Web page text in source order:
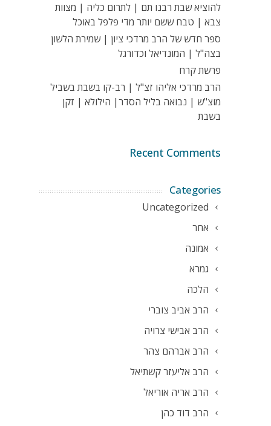
להוציא שבת רבנו תם | לתרום כליה | מצוות
צבא | טבח ששם יותר מדי פלפל באוכל
ספר חדש של הרב מרדכי ציון | שמירת הלשון
בצה"ל | המונדיאל וכדורגל
פרשת קרח
הרב מרדכי אליהו זצ"ל | רב-קו בשבת בשביל
מוצ"ש | נבואה בליל הסדר| הילולא | זקן
בשבת
Recent Comments
Categories
Uncategorized
אחר
אמונה
גמרא
הלכה
הרב אביב צוברי
הרב אבישי צרויה
הרב אברהם צהר
הרב אליעזר קשתיאל
הרב אריה אוריאל
הרב דוד כהן